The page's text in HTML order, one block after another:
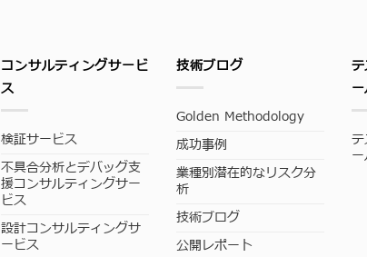
コンサルティングサービ
ス
検証サービス
不具合分析とデバッグ支
援コンサルティングサー
ビス
設計コンサルティングサ
ービス
技術ブログ
Golden Methodology
成功事例
業種別潜在的なリスク分
析
技術ブログ
公開レポート